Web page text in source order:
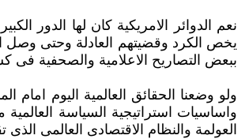
يخص الكرد وقضيتهم العادلة وحتى وصل
ببعض التصاريح الاعلامية والصحفية فى
ولو وضعنا الحقائق العالمية اليوم
واساسيات استراتيجية السياسة العالمية
العولمة والنظام الاقتصادى العالمى الذى